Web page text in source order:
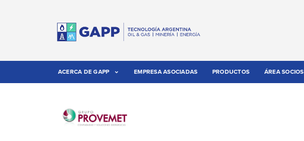
ACERCA DE GAPP EMPRESA ASOCIADAS PRODUCTOS ÁREA SOCIOS